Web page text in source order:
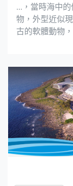
...，當時海中
物，外型近似
古的軟體動物